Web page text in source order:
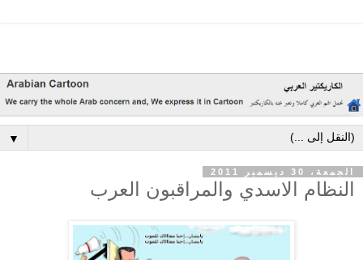
▼
الجمعة، 30 ديسمبر 2011
النظام الاسدي والمراقبون العرب